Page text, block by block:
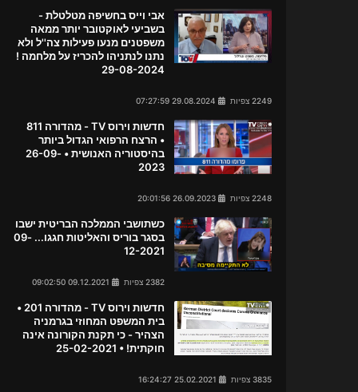
אבי וייס בחשיפה מטלטלת -
בשביעי לאוקטובר יותר ממאה
משפטנים מנעו פעילות צה''ל ולא
נתנו לנתניהו להכריז על מלחמה !
29-08-2024
2249 צפיות
חדשות וירוס TV - מהדורה 811
• הרצח הרפואי הגדול ביותר
בהיסטוריה האנושית • 26-09-
2023
2248 צפיות
כשתושבי הממלכה הבריטית ישבו
בסגר בוריס והאליטות חגגו... 09-
12-2021
2382 צפיות
חדשות וירוס TV - מהדורה 201 •
בית המשפט המחוזי בגרמניה
הצהיר - כי תקנת הקורונה אינה
חוקתית! • 25-02-2021
3835 צפיות